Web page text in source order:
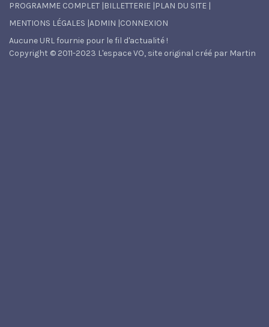
PROGRAMME COMPLET BILLETTERIE PLAN DU SITE
MENTIONS LÉGALES ADMIN CONNEXION
Aucune URL fournie pour le fil d'actualité !
Copyright © 2011-2023 L'espace VO, site original créé par Martin